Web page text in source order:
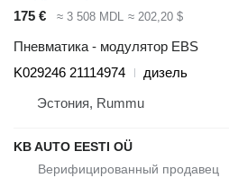
175 € ≈ 3 508 MDL ≈ 202,20 $
Пневматика - модулятор EBS
K029246 21114974
дизель
Эстония, Rummu
KB AUTO EESTI OÜ